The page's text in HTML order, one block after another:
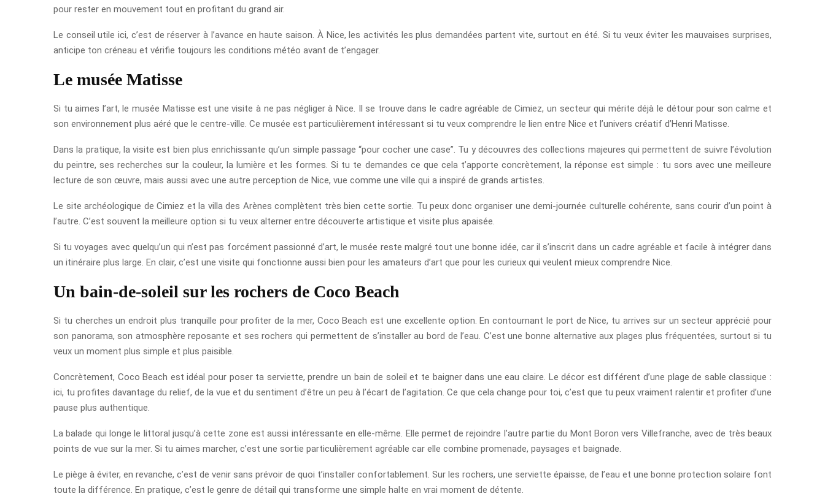
pour rester en mouvement tout en profitant du grand air.
Le conseil utile ici, c’est de réserver à l’avance en haute saison. À Nice, les activités les plus demandées partent vite, surtout en été. Si tu veux éviter les mauvaises surprises,
anticipe ton créneau et vérifie toujours les conditions météo avant de t’engager.
Le musée Matisse
Si tu aimes l’art, le musée Matisse est une visite à ne pas négliger à Nice. Il se trouve dans le cadre agréable de Cimiez, un secteur qui mérite déjà le détour pour son calme et
son environnement plus aéré que le centre-ville. Ce musée est particulièrement intéressant si tu veux comprendre le lien entre Nice et l’univers créatif d’Henri Matisse.
Dans la pratique, la visite est bien plus enrichissante qu’un simple passage “pour cocher une case”. Tu y découvres des collections majeures qui permettent de suivre l’évolution
du peintre, ses recherches sur la couleur, la lumière et les formes. Si tu te demandes ce que cela t’apporte concrètement, la réponse est simple : tu sors avec une meilleure
lecture de son œuvre, mais aussi avec une autre perception de Nice, vue comme une ville qui a inspiré de grands artistes.
Le site archéologique de Cimiez et la villa des Arènes complètent très bien cette sortie. Tu peux donc organiser une demi-journée culturelle cohérente, sans courir d’un point à
l’autre. C’est souvent la meilleure option si tu veux alterner entre découverte artistique et visite plus apaisée.
Si tu voyages avec quelqu’un qui n’est pas forcément passionné d’art, le musée reste malgré tout une bonne idée, car il s’inscrit dans un cadre agréable et facile à intégrer dans
un itinéraire plus large. En clair, c’est une visite qui fonctionne aussi bien pour les amateurs d’art que pour les curieux qui veulent mieux comprendre Nice.
Un bain-de-soleil sur les rochers de Coco Beach
Si tu cherches un endroit plus tranquille pour profiter de la mer, Coco Beach est une excellente option. En contournant le port de Nice, tu arrives sur un secteur apprécié pour
son panorama, son atmosphère reposante et ses rochers qui permettent de s’installer au bord de l’eau. C’est une bonne alternative aux plages plus fréquentées, surtout si tu
veux un moment plus simple et plus paisible.
Concrètement, Coco Beach est idéal pour poser ta serviette, prendre un bain de soleil et te baigner dans une eau claire. Le décor est différent d’une plage de sable classique :
ici, tu profites davantage du relief, de la vue et du sentiment d’être un peu à l’écart de l’agitation. Ce que cela change pour toi, c’est que tu peux vraiment ralentir et profiter d’une
pause plus authentique.
La balade qui longe le littoral jusqu’à cette zone est aussi intéressante en elle-même. Elle permet de rejoindre l’autre partie du Mont Boron vers Villefranche, avec de très beaux
points de vue sur la mer. Si tu aimes marcher, c’est une sortie particulièrement agréable car elle combine promenade, paysages et baignade.
Le piège à éviter, en revanche, c’est de venir sans prévoir de quoi t’installer confortablement. Sur les rochers, une serviette épaisse, de l’eau et une bonne protection solaire font
toute la différence. En pratique, c’est le genre de détail qui transforme une simple halte en vrai moment de détente.